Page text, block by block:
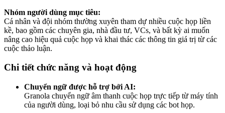
Nhóm người dùng mục tiêu:
Cá nhân và đội nhóm thường xuyên tham dự nhiều cuộc họp liền
kề, bao gồm các chuyên gia, nhà đầu tư, VCs, và bất kỳ ai muốn
nâng cao hiệu quả cuộc họp và khai thác các thông tin giá trị từ các
cuộc thảo luận.
Chi tiết chức năng và hoạt động
Chuyển ngữ được hỗ trợ bởi AI:
Granola chuyển ngữ âm thanh cuộc họp trực tiếp từ máy tính
của người dùng, loại bỏ nhu cầu sử dụng các bot họp.